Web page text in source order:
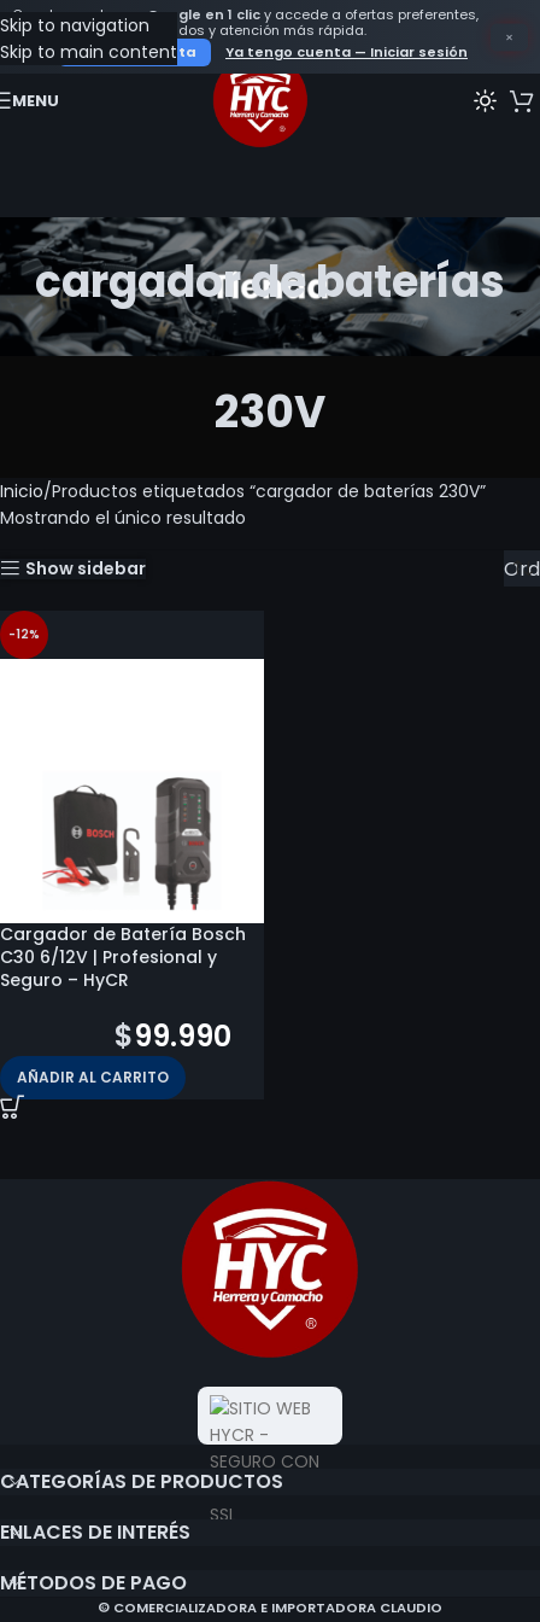
Crea tu cuenta con Google en 1 clicy accede a ofertas preferentes,
seguimiento de tus pedidos y atención más rápida.
Crear mi cuenta
Ya tengo cuenta — Iniciar sesión
×
Skip to navigation
Skip to main content
MENU
cargador de baterías
230V
Inicio Productos etiquetados “cargador de baterías 230V”
Mostrando el único resultado
Show sidebar
-12%
Cargador de Batería Bosch
C30 6/12V | Profesional y
Seguro – HyCR
$99.990
AÑADIR AL CARRITO
CATEGORÍAS DE PRODUCTOS
ENLACES DE INTERÉS
MÉTODOS DE PAGO
© COMERCIALIZADORA E IMPORTADORA CLAUDIO